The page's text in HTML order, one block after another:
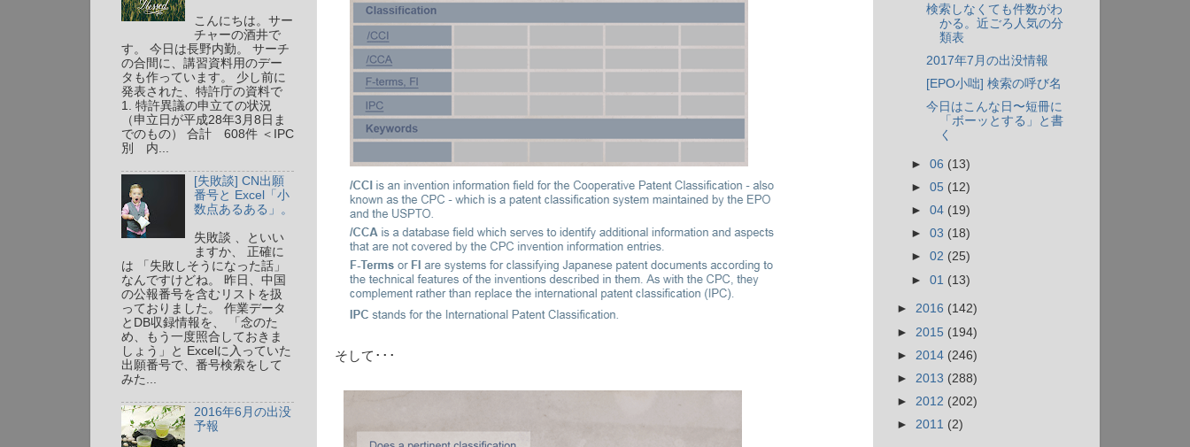
そして･･･
こんにちは。サー
チャーの酒井で
す。 今日は長野内勤。 サーチ
の合間に、講習資料用のデー
タも作っています。 少し前に
発表された、特許庁の資料で
1. 特許異議の申立ての状況
（申立日が平成28年3月8日ま
でのもの） 合計 608件 ＜IPC
別 内...
[失敗談] CN出願
番号と Excel「小
数点あるある」。
失敗談 、といい
ますか、 正確に
は 「失敗しそうになった話」
なんですけどね。 昨日、中国
の公報番号を含むリストを扱
っておりました。 作業データ
とDB収録情報を、 「念のた
め、もう一度照合しておきま
しょう」と Excelに入っていた
出願番号で、番号検索をして
みた...
2016年6月の出没
予報
検索しなくても件数がわ
かる。近ごろ人気の分
類表
2017年7月の出没情報
[EPO小咄] 検索の呼び名
今日はこんな日〜短冊に
「ボーッとする」と書
く
►06 (13)
►05 (12)
►04 (19)
►03 (18)
►02 (25)
►01 (13)
► 2016 (142)
► 2015 (194)
► 2014 (246)
► 2013 (288)
► 2012 (202)
► 2011 (2)